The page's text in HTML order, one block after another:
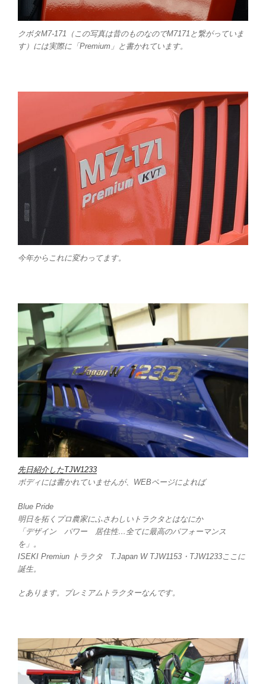
クボタM7-171（この写真は昔のものなのでM7171と繋がっていま
す）には実際に「Premium」と書かれています。
今年からこれに変わってます。
先日紹介したTJW1233
ボディには書かれていませんが、WEBページによれば
Blue Pride
明日を拓くプロ農家にふさわしいトラクタとはなにか
「デザイン パワー 居住性…全てに最高のパフォーマンス
を」。
ISEKI Premiun トラクタ T.Japan W TJW1153・TJW1233ここに
誕生。
とあります。プレミアムトラクターなんです。